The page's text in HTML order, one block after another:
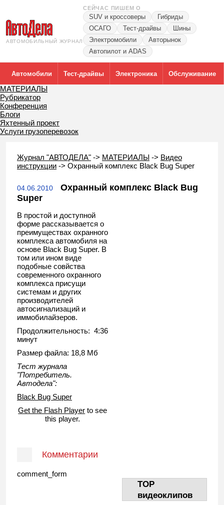
АВТОМОБИЛЬНЫЙ ЖУРНАЛ
СЕЙЧАС ПИШЕМ О
SUV и кроссоверы
Гибриды
ОСАГО
Тест-драйвы
Шины
Электромобили
Авторынок
Автопилот и ADAS
Автомобили Тест-драйвы Электроника Обслуживание
МАТЕРИАЛЫ
Рубрикатор
Конференция
Блоги
Яхтенный проект
Услуги грузоперевозок
Журнал "АВТОДЕЛА" -> МАТЕРИАЛЫ -> Видео
инструкции -> Охранный комплекс Black Bug Super
04.06.2010
Охранный комплекс Black Bug
Super
В простой и доступной
форме рассказывается о
преимуществах охранного
комплекса автомобиля на
основе Black Bug Super. В
том или ином виде
подобные совйства
современного охранного
комплекса присущи
системам и других
производителей
автосигнализаций и
иммобилайзеров.
Продолжительность: 4:36
минут
Размер файла: 18,8 Мб
Тест журнала
"Потребитель.
Автодела":
Black Bug Super
Get the Flash Player to see
this player.
Комментарии
comment_form
TOP
видеоклипов